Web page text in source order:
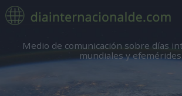
Medio de comunicación sobre días
mundiales y efemérides.